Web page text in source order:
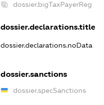
dossier.bigTaxPayerReg
dossier.declarations.title
dossier.declarations.noData
dossier.sanctions
dossier.specSanctions